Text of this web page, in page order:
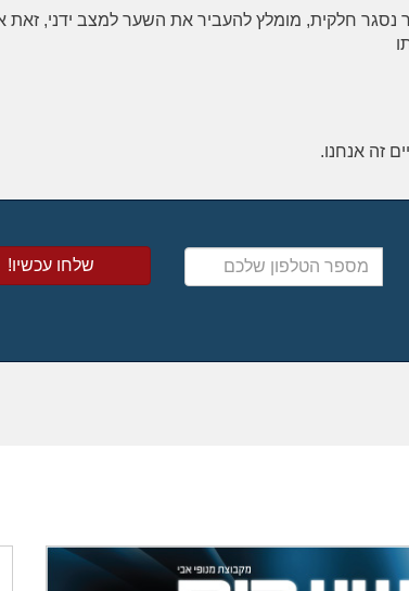
נסגר חלקית, מומלץ להעביר את השער למצב ידני, זאת
זה אנחנו.
מספר
הטלפון